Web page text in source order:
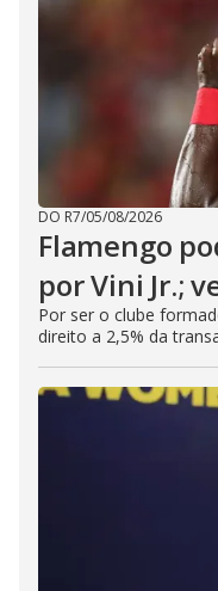
DO R7/05/08/2026
Flamengo
por Vini Jr.;
Por ser o clube
direito a 2,5% da